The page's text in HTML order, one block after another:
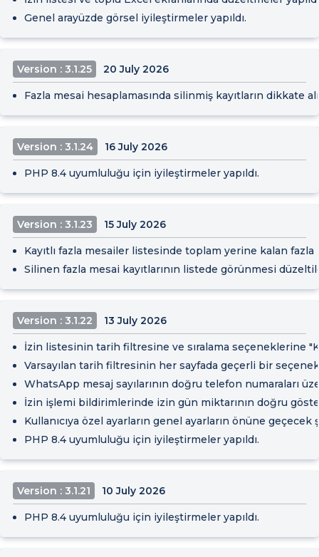
Genel arayüzde görsel iyileştirmeler yapıldı.
Version : 3.1.25 20 July 2026
Fazla mesai hesaplamasında silinmiş kayıtların dikkate
Version : 3.1.24 16 July 2026
PHP 8.4 uyumluluğu için iyileştirmeler yapıldı.
Version : 3.1.23 15 July 2026
Kayıtlı fazla mesailer listesinde toplam yerine kalan
Silinen fazla mesai kayıtlarının listede görünmesi
Version : 3.1.22 13 July 2026
İzin listesinin tarih filtresine ve sıralama seçeneklerine
Varsayılan tarih filtresinin her sayfada geçerli bir
WhatsApp mesaj sayılarının doğru telefon numaraları
İzin işlemi bildirimlerinde izin gün miktarının doğru
Kullanıcıya özel ayarların genel ayarların önüne geçecek
PHP 8.4 uyumluluğu için iyileştirmeler yapıldı.
Version : 3.1.21 10 July 2026
PHP 8.4 uyumluluğu için iyileştirmeler yapıldı.